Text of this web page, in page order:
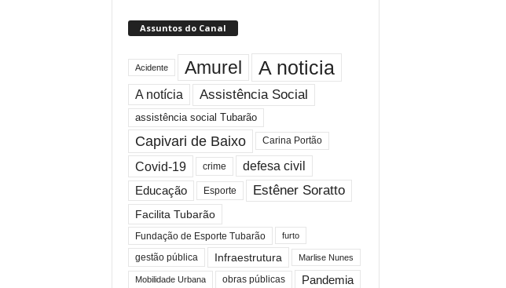
Assuntos do Canal
Acidente Amurel A noticia
A notícia Assistência Social
assistência social Tubarão
Capivari de Baixo Carina Portão
Covid-19 crime defesa civil
Educação Esporte Estêner Soratto
Facilita Tubarão
Fundação de Esporte Tubarão furto
gestão pública Infraestrutura Marlise Nunes
Mobilidade Urbana obras públicas Pandemia